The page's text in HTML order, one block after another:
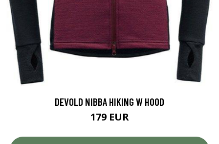
DEVOLD NIBBA HIKING W HOOD
179 EUR